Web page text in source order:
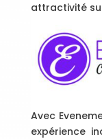
attractivité
Avec
expérience